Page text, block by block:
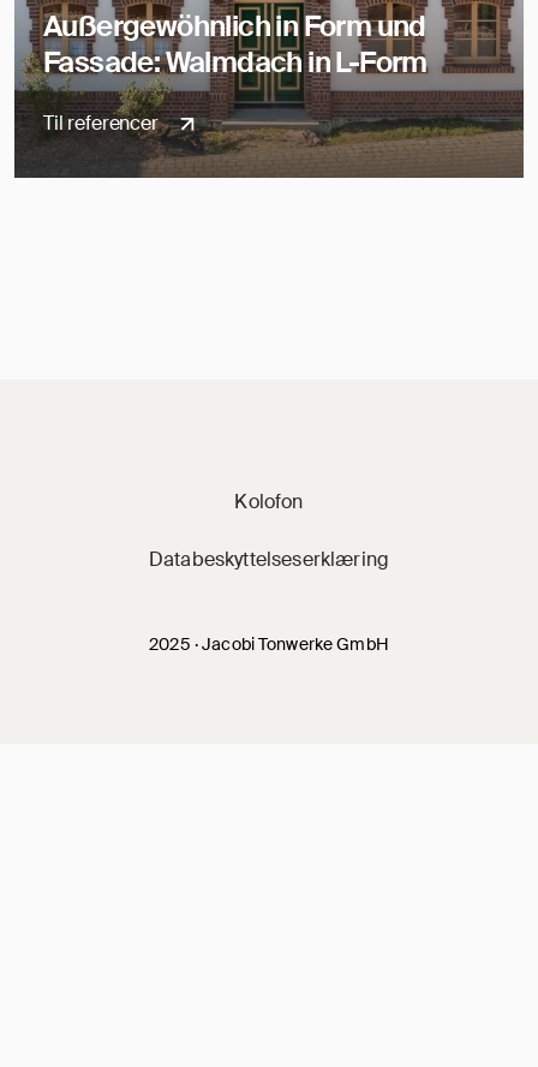
Außergewöhnlich in Form und
Fassade: Walmdach in L-Form
Til referencer
2025 · Jacobi Tonwerke GmbH
Kolofon
Databeskyttelseserklæring